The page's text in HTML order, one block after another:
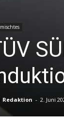
Redaktion - 2. Juni